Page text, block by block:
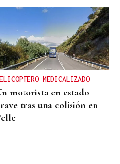
MEDICALIZADO
motorista en estado
tras una colisión en